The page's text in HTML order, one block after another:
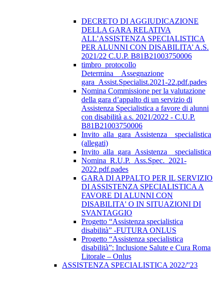
DECRETO DI AGGIUDICAZIONE
DELLA GARA RELATIVA
ALL’ASSISTENZA SPECIALISTICA
PER ALUNNI CON DISABILITA’ A.S.
2021/22 C.U.P. B81B21003750006
timbro_protocollo
Determina__Assegnazione
gara_Assist.Specialist.2021-22.pdf.pades
Nomina Commissione per la valutazione
della gara d’appalto di un servizio di
Assistenza Specialistica a favore di alunni
con disabilità a.s. 2021/2022 - C.U.P.
B81B21003750006
Invito_alla_gara_Assistenza__specialistica
(allegati)
Invito_alla_gara_Assistenza__specialistica
Nomina_R.U.P._Ass.Spec._2021-
2022.pdf.pades
GARA DI APPALTO PER IL SERVIZIO
DI ASSISTENZA SPECIALISTICA A
FAVORE DI ALUNNI CON
DISABILITA' O IN SITUAZIONI DI
SVANTAGGIO
Progetto “Assistenza specialistica
disabilità” -FUTURA ONLUS
Progetto “Assistenza specialistica
disabilità”: Inclusione Salute e Cura Roma
Litorale – Onlus
ASSISTENZA SPECIALISTICA 2022/''23